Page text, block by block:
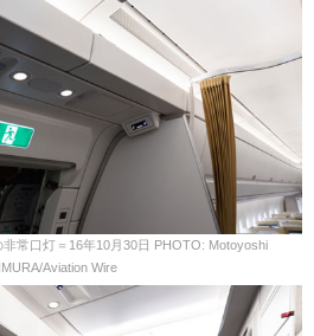
常口灯＝16年10月30日 PHOTO: Motoyoshi
Aviation Wire